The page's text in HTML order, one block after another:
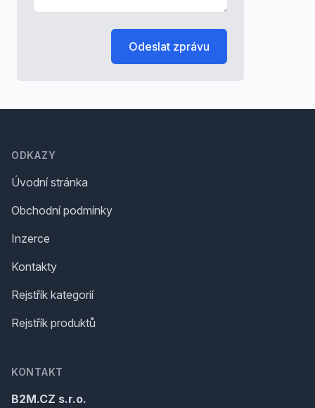
Odeslat zprávu
ODKAZY
Úvodní stránka
Obchodní podmínky
Inzerce
Kontakty
Rejstřík kategorií
Rejstřík produktů
KONTAKT
B2M.CZ s.r.o.